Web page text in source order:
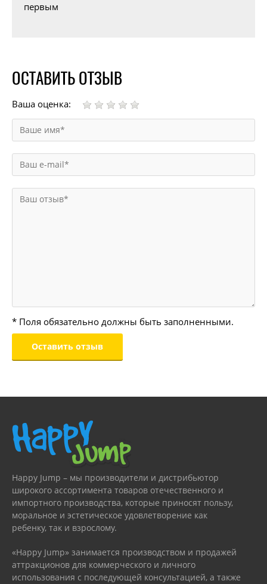
первым
ОСТАВИТЬ ОТЗЫВ
Ваша оценка:
* Поля обязательно должны быть заполненными.
Happy Jump – мы производители и дистрибьютор
широкого ассортимента товаров отечественного и
импортного производства, которые приносят пользу,
моральное и эстетическое удовлетворение как
ребенку, так и взрослому.
«Happy Jump» занимается производством и продажей
аттракционов для коммерческого и личного
использования с последующей консультацией, а также